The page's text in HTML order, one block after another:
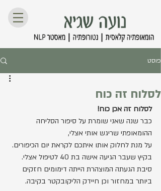
פוסט
לסלוח זה כוח
לסלוח זה אכן כוח!
כבר שנה שאני שומרת על סיפור הסליחה
ההומאופתי שריגש אותי אצלי,
על מנת לחלוק אותו איתכם לקראת יום הכיפורים.
בקיץ שעבר הגיעה אישה בת 40 לטיפול אצלי.
סיבת הגעתה המוצהרת הייתה דימומים חזקים
ביותר במחזור וכן חיידק הליקובקטר בקיבה.